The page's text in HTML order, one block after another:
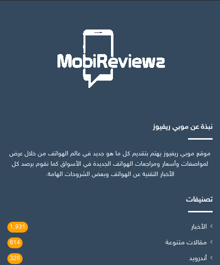
نبذة عن موبي ريفيوز
موقع موبي ريفيوز يهتم بتقديم كل ما هو جديد في عالم الهواتف من خلال عرض
لمواصفات وأسعار ومراجعات الهواتف الجديدة في الأسواق كما نقوم برصد كل
الأخبار التقنية عن الهواتف وبعض الشروحات الهامة.
تصنيفات
الأخبار 1٬931
مقالات متنوعة 614
أندرويد 328